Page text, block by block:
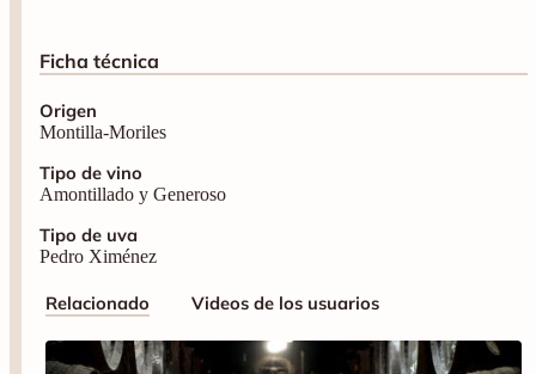
Ficha técnica
Origen
Montilla-Moriles
Tipo de vino
Amontillado y Generoso
Tipo de uva
Pedro Ximénez
Relacionado Videos de los usuarios